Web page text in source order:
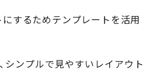
するためテンプレートを活用
シンプルで見やすいレイアウト